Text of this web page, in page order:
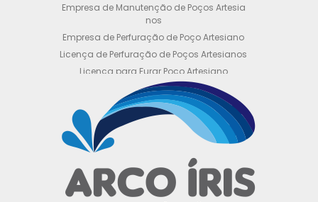
Empresa de Manutenção de Poços Artesia
nos
Empresa de Perfuração de Poço Artesiano
Licença de Perfuração de Poços Artesianos
Licença para Furar Poço Artesiano
Licença para Perfuração de Poço Artesiano
Licença para Poço Semi Artesiano
Manutenção de Poço Semi Artesiano
Manutenção Preventiva de Poços Artesiano
Obtenha sua Licença de Perfuração de Poç
o Artesiano
Orçamento de Poço Semi Artesiano